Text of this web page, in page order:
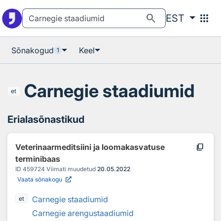
search EST apps
Sõnakogud 1 Keel
et Carnegie staadiumid
Erialasõnastikud
Veterinaarmeditsiini ja loomakasvatuse
terminibaas
content_copy
ID 459724 Viimati muudetud 20.05.2022
Vaata sõnakogu
et
Carnegie staadiumid
Carnegie arengustaadiumid